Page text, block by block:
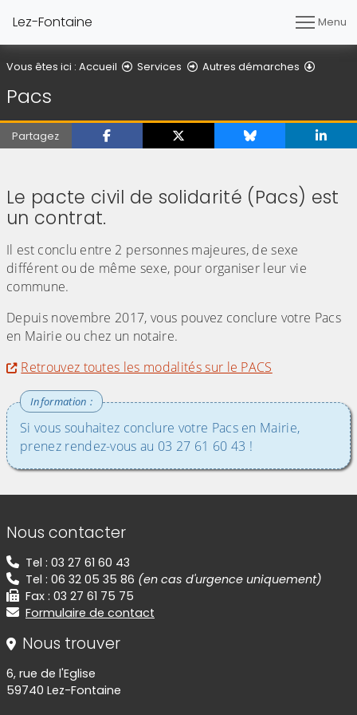
Lez-Fontaine Menu
Vous êtes ici : Accueil Services Autres démarches
Pacs
Partagez
Le pacte civil de solidarité (Pacs) est
un contrat.
Il est conclu entre 2 personnes majeures, de sexe
différent ou de même sexe, pour organiser leur vie
commune.
Depuis novembre 2017, vous pouvez conclure votre Pacs
en Mairie ou chez un notaire.
Retrouvez toutes les modalités sur le PACS
Si vous souhaitez conclure votre Pacs en Mairie,
prenez rendez-vous au 03 27 61 60 43 !
Informations de contact
Nous contacter
Tel : 03 27 61 60 43
Tel : 06 32 05 35 86 (en cas d'urgence uniquement)
Fax : 03 27 61 75 75
Formulaire de contact
Nous trouver
6, rue de l'Eglise
59740 Lez-Fontaine